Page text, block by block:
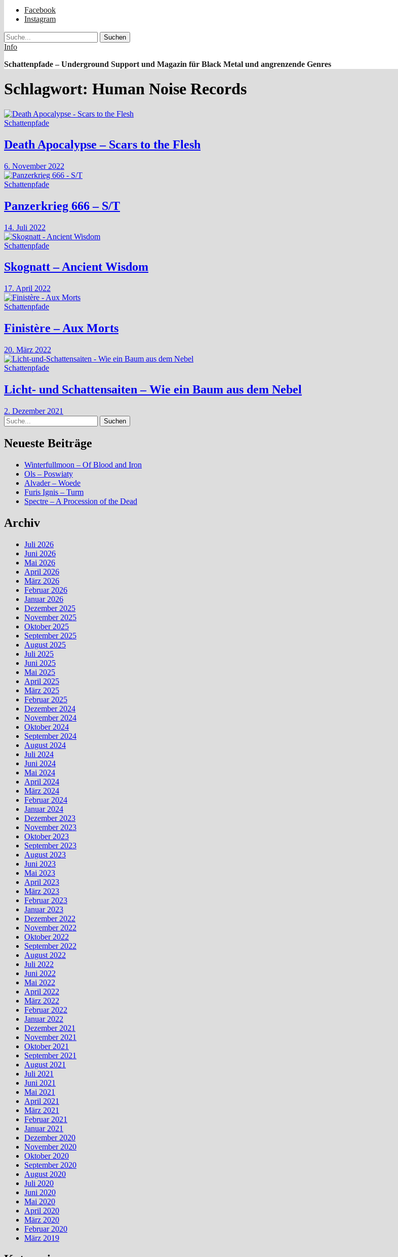
Facebook
Instagram
Suche
Info
Schattenpfade – Underground Support und Magazin für Black Metal und angrenzende Genres
Schlagwort: Human Noise Records
Schattenpfade
Death Apocalypse – Scars to the Flesh
6. November 2022
Schattenpfade
Panzerkrieg 666 – S/T
14. Juli 2022
Schattenpfade
Skognatt – Ancient Wisdom
17. April 2022
Schattenpfade
Finistère – Aux Morts
20. März 2022
Schattenpfade
Licht- und Schattensaiten – Wie ein Baum aus dem Nebel
2. Dezember 2021
Suche
Neueste Beiträge
Winterfullmoon – Of Blood and Iron
Ols – Poswiaty
Alvader – Woede
Furis Ignis – Turm
Spectre – A Procession of the Dead
Archiv
Juli 2026
Juni 2026
Mai 2026
April 2026
März 2026
Februar 2026
Januar 2026
Dezember 2025
November 2025
Oktober 2025
September 2025
August 2025
Juli 2025
Juni 2025
Mai 2025
April 2025
März 2025
Februar 2025
Dezember 2024
November 2024
Oktober 2024
September 2024
August 2024
Juli 2024
Juni 2024
Mai 2024
April 2024
März 2024
Februar 2024
Januar 2024
Dezember 2023
November 2023
Oktober 2023
September 2023
August 2023
Juni 2023
Mai 2023
April 2023
März 2023
Februar 2023
Januar 2023
Dezember 2022
November 2022
Oktober 2022
September 2022
August 2022
Juli 2022
Juni 2022
Mai 2022
April 2022
März 2022
Februar 2022
Januar 2022
Dezember 2021
November 2021
Oktober 2021
September 2021
August 2021
Juli 2021
Juni 2021
Mai 2021
April 2021
März 2021
Februar 2021
Januar 2021
Dezember 2020
November 2020
Oktober 2020
September 2020
August 2020
Juli 2020
Juni 2020
Mai 2020
April 2020
März 2020
Februar 2020
März 2019